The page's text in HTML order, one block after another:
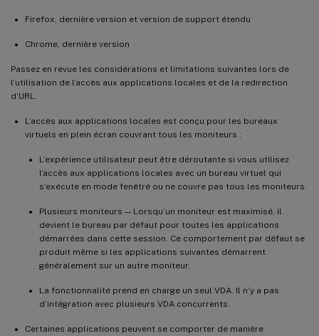
Firefox, dernière version et version de support étendu
Chrome, dernière version
Passez en revue les considérations et limitations suivantes lors de
l’utilisation de l’accès aux applications locales et de la redirection
d’URL.
L’accès aux applications locales est conçu pour les bureaux
virtuels en plein écran couvrant tous les moniteurs :
L’expérience utilisateur peut être déroutante si vous utilisez
l’accès aux applications locales avec un bureau virtuel qui
s’exécute en mode fenêtré ou ne couvre pas tous les moniteurs.
Plusieurs moniteurs — Lorsqu’un moniteur est maximisé, il
devient le bureau par défaut pour toutes les applications
démarrées dans cette session. Ce comportement par défaut se
produit même si les applications suivantes démarrent
généralement sur un autre moniteur.
La fonctionnalité prend en charge un seul VDA. Il n’y a pas
d’intégration avec plusieurs VDA concurrents.
Certaines applications peuvent se comporter de manière